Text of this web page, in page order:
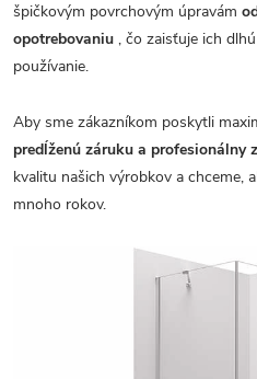
špičkovým povrchovým úpravám
opotrebovaniu , čo zaisťuje ich
používanie.
Aby sme zákazníkom poskytli
predĺženú záruku a profesionálny
kvalitu našich výrobkov a chceme,
mnoho rokov.